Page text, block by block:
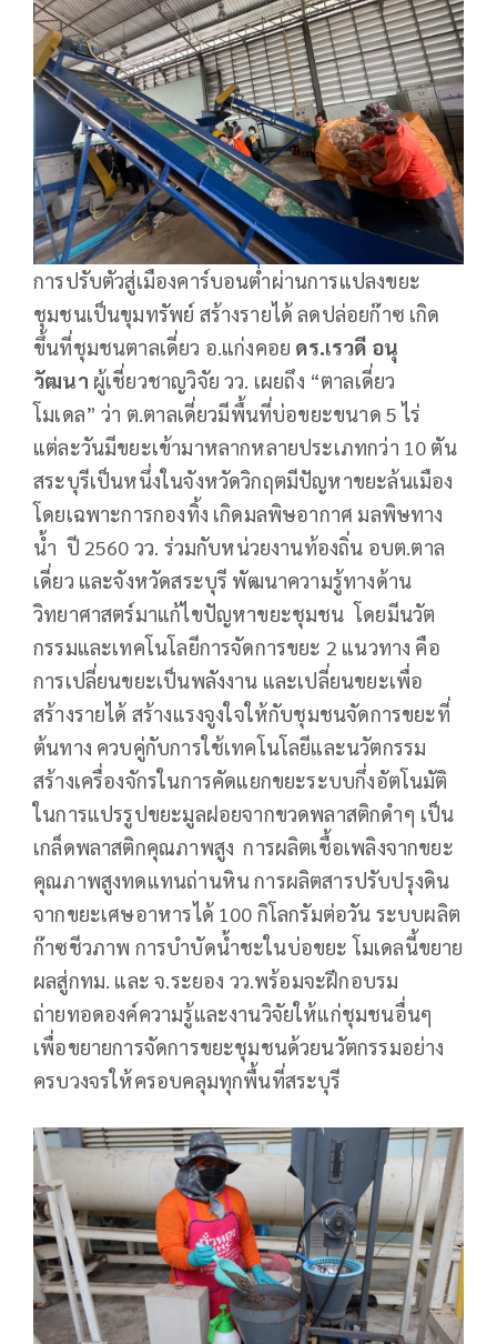
การปรับตัวสู่เมืองคาร์บอนต่ำผ่านการแปลงขยะ
ชุมชนเป็นขุมทรัพย์ สร้างรายได้ ลดปล่อยก๊าซ เกิด
ขึ้นที่ชุมชนตาลเดี่ยว อ.แก่งคอย ดร.เรวดี อนุ
วัฒนา ผู้เชี่ยวชาญวิจัย วว. เผยถึง “ตาลเดี่ยว
โมเดล” ว่า ต.ตาลเดี่ยวมีพื้นที่บ่อขยะขนาด 5 ไร่
แต่ละวันมีขยะเข้ามาหลากหลายประเภทกว่า 10 ตัน
สระบุรีเป็นหนึ่งในจังหวัดวิกฤตมีปัญหาขยะล้นเมือง
โดยเฉพาะการกองทิ้ง เกิดมลพิษอากาศ มลพิษทาง
น้ำ ปี 2560 วว. ร่วมกับหน่วยงานท้องถิ่น อบต.ตาล
เดี่ยว และจังหวัดสระบุรี พัฒนาความรู้ทางด้าน
วิทยาศาสตร์มาแก้ไขปัญหาขยะชุมชน โดยมีนวัต
กรรมและเทคโนโลยีการจัดการขยะ 2 แนวทาง คือ
การเปลี่ยนขยะเป็นพลังงาน และเปลี่ยนขยะเพื่อ
สร้างรายได้ สร้างแรงจูงใจให้กับชุมชนจัดการขยะที่
ต้นทาง ควบคู่กับการใช้เทคโนโลยีและนวัตกรรม
สร้างเครื่องจักรในการคัดแยกขยะระบบกึ่งอัตโนมัติ
ในการแปรรูปขยะมูลฝอยจากขวดพลาสติกดำๆ เป็น
เกล็ดพลาสติกคุณภาพสูง การผลิตเชื้อเพลิงจากขยะ
คุณภาพสูงทดแทนถ่านหิน การผลิตสารปรับปรุงดิน
จากขยะเศษอาหารได้ 100 กิโลกรัมต่อวัน ระบบผลิต
ก๊าซชีวภาพ การบำบัดน้ำชะในบ่อขยะ โมเดลนี้ขยาย
ผลสู่กทม. และ จ.ระยอง วว.พร้อมจะฝึกอบรม
ถ่ายทอดองค์ความรู้และงานวิจัยให้แก่ชุมชนอื่นๆ
เพื่อขยายการจัดการขยะชุมชนด้วยนวัตกรรมอย่าง
ครบวงจรให้ครอบคลุมทุกพื้นที่สระบุรี